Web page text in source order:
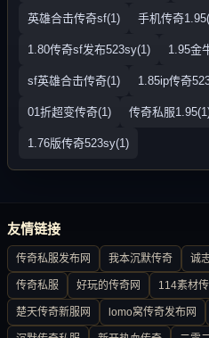
英雄合击传奇sf(1) 手机传奇
1.80传奇sf发布523sy(1) 1.95金
sf英雄合击传奇(1) 1.85ip传奇
01折超变传奇(1) 传奇私服
1.76版传奇523sy(1)
友情链接
传奇私服发布网 我本沉默传奇 诚
传奇私服 好玩的传奇网 114素材
楚天传奇新服网 lomo窝传奇发布网